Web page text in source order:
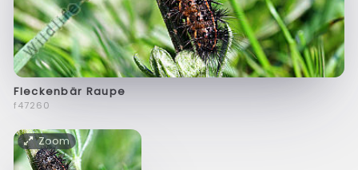
Fleckenbär Raupe
f47260
Zoom